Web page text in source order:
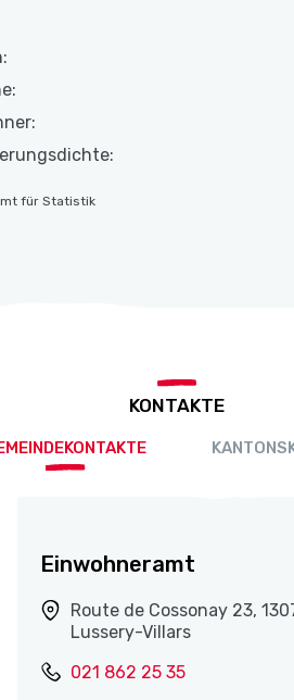
für Statistik
KONTAKTE
Einwohneramt
Route de Cossonay 23,
Lussery-Villars
021 862 25 35